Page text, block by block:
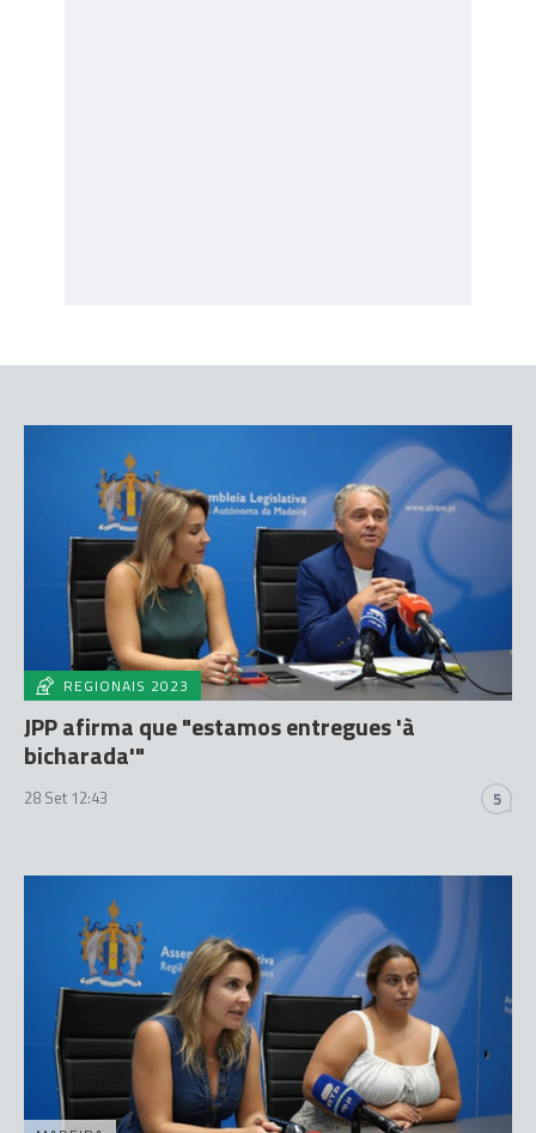
REGIONAIS 2023
JPP afirma que "estamos entregues 'à
bicharada'"
28 Set 12:43 5